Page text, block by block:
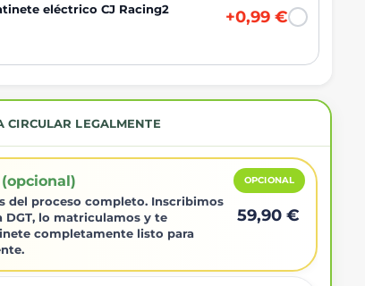
eléctrico CJ Racing2
+0,99 €
CIRCULAR LEGALMENTE
OPCIONAL
(opcional)
del proceso completo. Inscribimos
DGT, lo matriculamos y te
completamente listo para
59,90 €